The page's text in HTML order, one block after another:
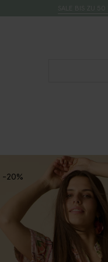
-20%